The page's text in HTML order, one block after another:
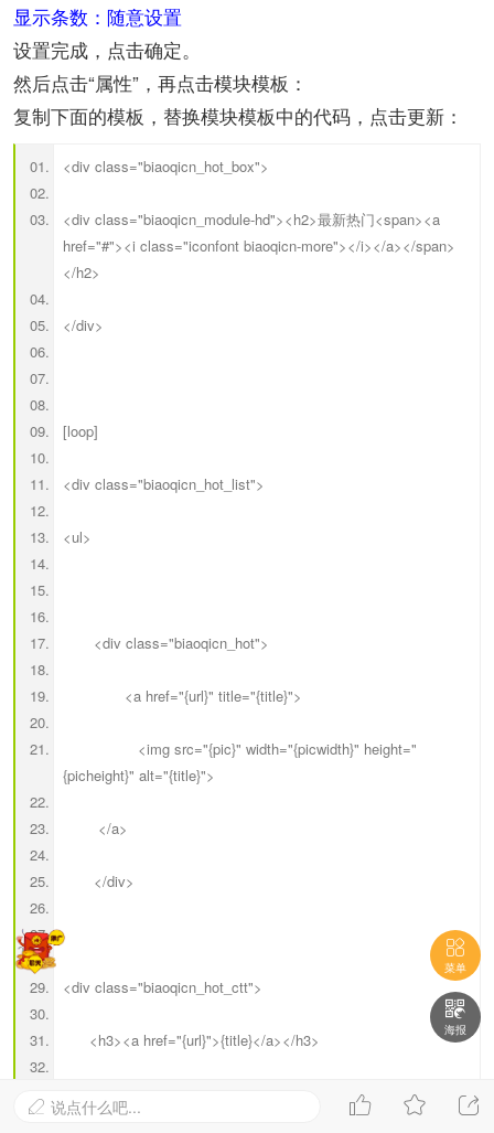
显示条数：随意设置
设置完成，点击确定。
然后点击“属性”，再点击模块模板：
复制下面的模板，替换模块模板中的代码，点击更新：
<div class="biaoqicn_hot_box">
<div class="biaoqicn_module-hd"><h2>最新热门<span><a
href="#"><i class="iconfont biaoqicn-more"></i></a></span>
</h2>
</div>
[loop]
<div class="biaoqicn_hot_list">
<ul>
<div class="biaoqicn_hot">
<a href="{url}" title="{title}">
<img src="{pic}" width="{picwidth}" height="
{picheight}" alt="{title}">
</a>
</div>
<div class="biaoqicn_hot_ctt">
<h3><a href="{url}">{title}</a></h3>

菜单

海报



 说点什么吧...